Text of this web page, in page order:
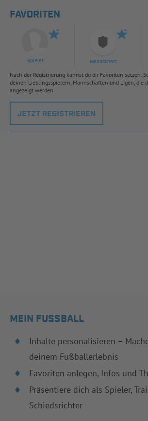
FAVORITEN
Spieler Mannschaft
Nach der Registrierung kannst du dir Favoriten setzen.
deinen Lieblingsspielern, Mannschaften und Ligen, die
angezeigt werden.
JETZT REGISTRIEREN
MEIN FUSSBALL
Inhalte personalisieren –
deinem Fußballerlebnis
Favoriten anlegen, Infos und
Präsentiere dich als Spieler,
Schiedsrichter